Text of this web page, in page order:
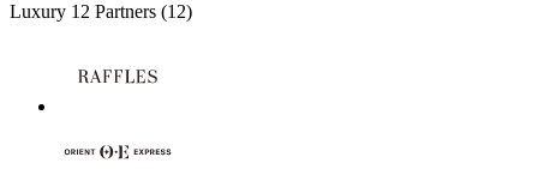
Luxury 12 Partners (12)